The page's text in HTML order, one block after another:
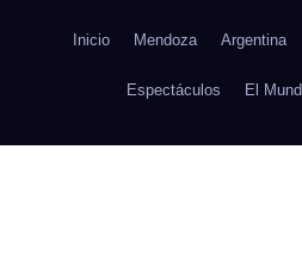
Inicio Mendoza Argentina
Espectáculos El